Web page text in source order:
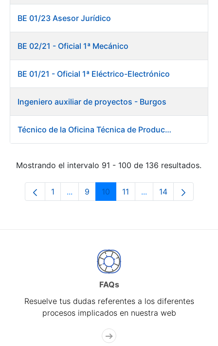
BE 01/23 Asesor Jurídico
BE 02/21 - Oficial 1ª Mecánico
BE 01/21 - Oficial 1ª Eléctrico-Electrónico
Ingeniero auxiliar de proyectos - Burgos
Técnico de la Oficina Técnica de Producto. Fábrica de Papel.
Mostrando el intervalo 91 - 100 de 136 resultados.
Página
1 ...Páginas intermedias Use TAB para
Página
9 Página
10 Página
11 ...PáginasPágina
14
FAQs
Resuelve tus dudas referentes a los diferentes
procesos implicados en nuestra web